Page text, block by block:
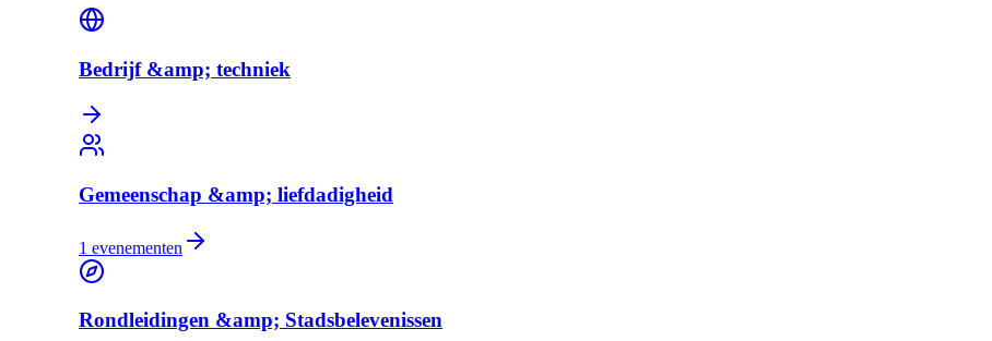
Bedrijf &amp; techniek
Gemeenschap &amp; liefdadigheid
1 evenementen
Rondleidingen &amp; Stadsbelevenissen